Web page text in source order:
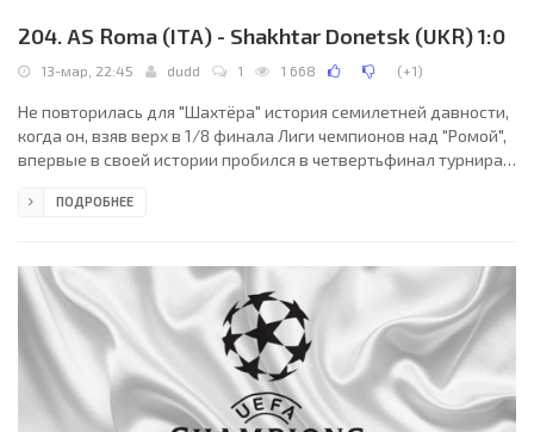
204. AS Roma (ITA) - Shakhtar Donetsk (UKR) 1:0
13-мар, 22:45 dudd 1 1 668 (+1)
Не повторилась для "Шахтёра" история семилетней давности,
когда он, взяв верх в 1/8 финала Лиги чемпионов над "Ромой",
впервые в своей истории пробился в четвертьфинал турнира.
сложиться для команды Паулу Фонсеки по-другому. Домашняя
довольно быстро освоились на "Олимпико". До перерыва гости
хорошо держали мяч и мало что
ПОДРОБНЕЕ